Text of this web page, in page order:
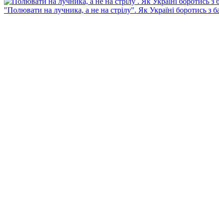
"Полювати на лучника, а не на стрілу". Як Україні боротись з